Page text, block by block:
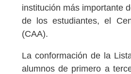
institución más importante
de los estudiantes, el
(CAA).
La conformación de la
alumnos de primero a